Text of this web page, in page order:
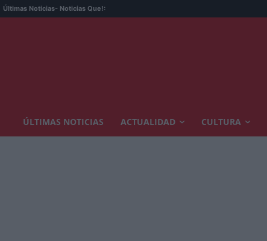
Últimas Noticias- Noticias Que!:
ÚLTIMAS NOTICIAS ACTUALIDAD CULTURA